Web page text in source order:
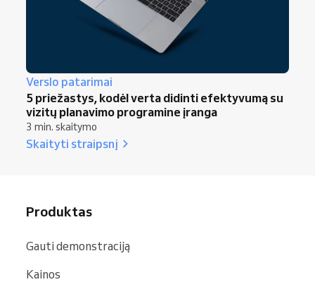
Verslo patarimai
5 priežastys, kodėl verta didinti efektyvumą su
vizitų planavimo programine įranga
3 min. skaitymo
Skaityti straipsnį
Produktas
Gauti demonstraciją
Kainos